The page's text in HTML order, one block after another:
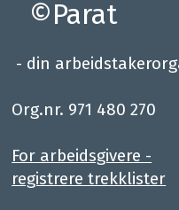
©Parat
- din
Org.nr. 971 480 270
For arbeidsgivere -
registrere trekklister